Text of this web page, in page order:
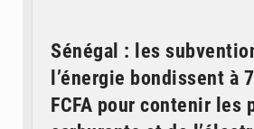
Sénégal : les
l’énergie bondissent à
FCFA pour contenir les